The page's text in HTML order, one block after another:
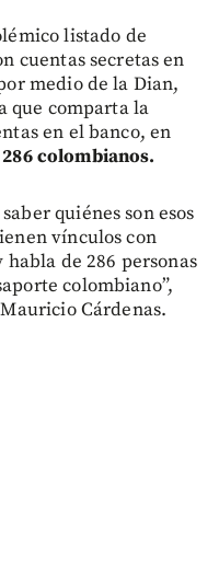
listado de
cuentas secretas en
medio de la Dian,
que comparta la
en el banco, en
colombianos.
quiénes son esos
vínculos con
de 286 personas
colombiano”,
Cárdenas.